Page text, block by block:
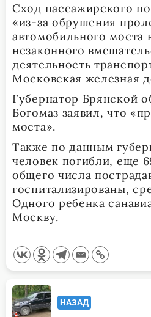
Сход пассажирского
«из-за обрушения
автомобильного моста
незаконного
деятельность
Московская железная
Губернатор Брянской
Богомаз заявил, что
моста».
Также по данным
человек погибли, еще
общего числа
госпитализированы,
Одного ребенка
Москву.
<span
class="nav-НАЗАД